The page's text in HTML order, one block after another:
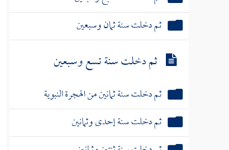
ثم دخلت سنة ثمان وسبعين
ثم دخلت سنة تسع وسبعين
ثم دخلت سنة ثمانين من الهجرة النبوية
ثم دخلت سنة إحدى وثمانين